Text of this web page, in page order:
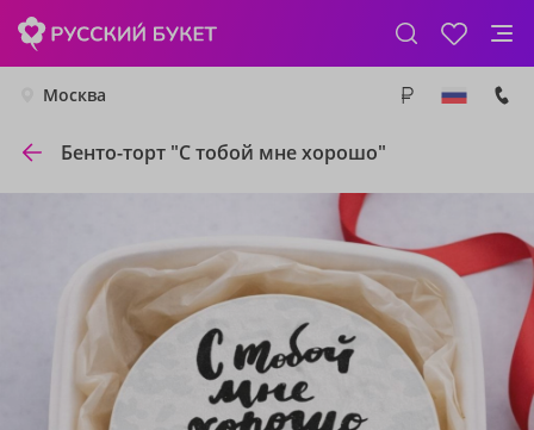
Москва
Бенто-торт "С тобой мне хорошо"